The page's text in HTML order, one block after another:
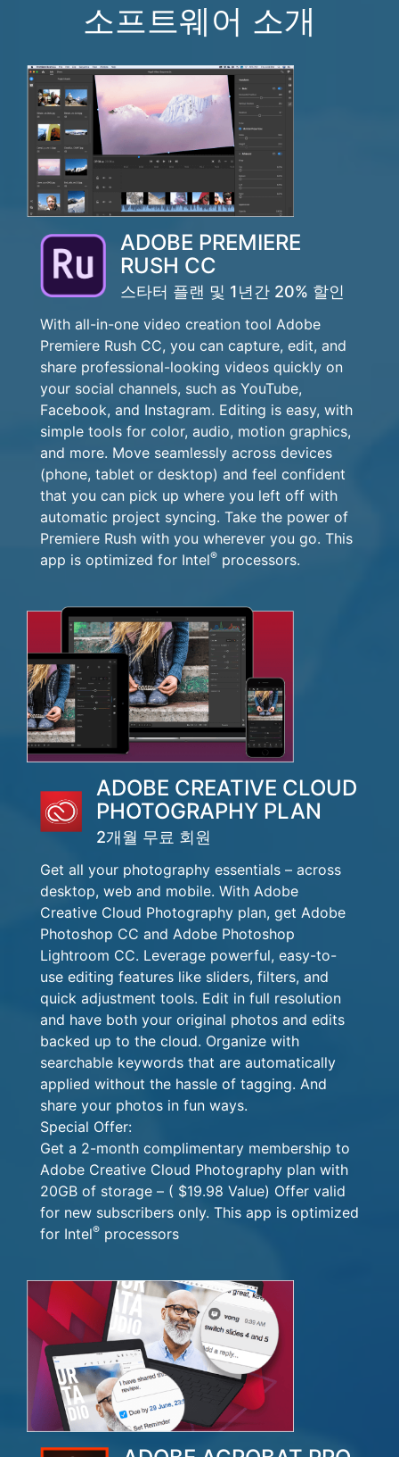
소프트웨어 소개
ADOBE PREMIERE
RUSH CC
스타터 플랜 및 1년간 20% 할인
With all-in-one video creation tool Adobe
Premiere Rush CC, you can capture, edit, and
share professional-looking videos quickly on
your social channels, such as YouTube,
Facebook, and Instagram. Editing is easy, with
simple tools for color, audio, motion graphics,
and more. Move seamlessly across devices
(phone, tablet or desktop) and feel confident
that you can pick up where you left off with
automatic project syncing. Take the power of
Premiere Rush with you wherever you go. This
app is optimized for Intel® processors.
ADOBE CREATIVE CLOUD
PHOTOGRAPHY PLAN
2개월 무료 회원
Get all your photography essentials – across
desktop, web and mobile. With Adobe
Creative Cloud Photography plan, get Adobe
Photoshop CC and Adobe Photoshop
Lightroom CC. Leverage powerful, easy-to-
use editing features like sliders, filters, and
quick adjustment tools. Edit in full resolution
and have both your original photos and edits
backed up to the cloud. Organize with
searchable keywords that are automatically
applied without the hassle of tagging. And
share your photos in fun ways.
Special Offer:
Get a 2-month complimentary membership to
Adobe Creative Cloud Photography plan with
20GB of storage – ( $19.98 Value) Offer valid
for new subscribers only. This app is optimized
for Intel® processors